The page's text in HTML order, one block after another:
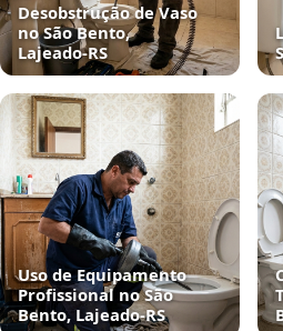
Desobstrução de Vaso
no São Bento,
Lajeado‑RS
Uso de Equipamento
Profissional no São
Bento, Lajeado‑RS